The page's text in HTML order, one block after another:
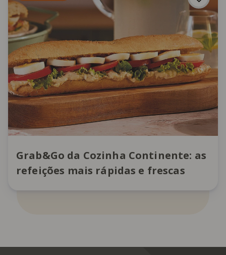
Grab&Go da Cozinha Continente: as
refeições mais rápidas e frescas